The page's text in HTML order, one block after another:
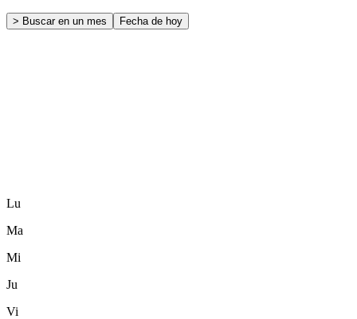
> Buscar en un mes Fecha de hoy
Lu
Ma
Mi
Ju
Vi